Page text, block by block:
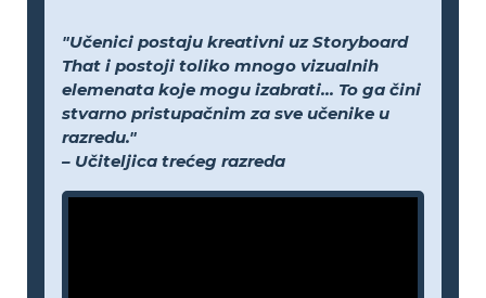
"Učenici postaju kreativni uz Storyboard
That i postoji toliko mnogo vizualnih
elemenata koje mogu izabrati... To ga čini
stvarno pristupačnim za sve učenike u
razredu."
– Učiteljica trećeg razreda